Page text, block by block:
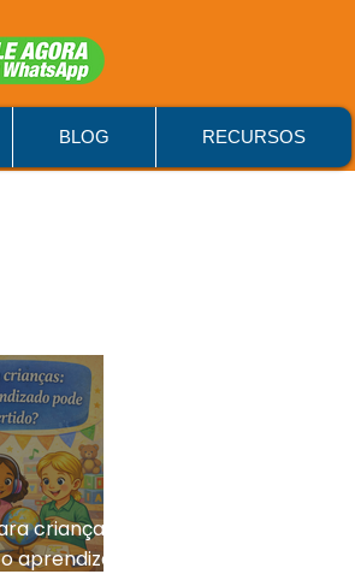
BLOG RECURSOS
crianças:
aprendizado